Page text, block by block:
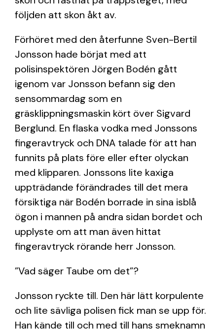
följden att skon åkt av.
Förhöret med den återfunne Sven-Bertil
Jonsson hade börjat med att
polisinspektören Jörgen Bodén gått
igenom var Jonsson befann sig den
sensommardag som en
gräsklippningsmaskin kört över Sigvard
Berglund. En flaska vodka med Jonssons
fingeravtryck och DNA talade för att han
funnits på plats före eller efter olyckan
med klipparen. Jonssons lite kaxiga
uppträdande förändrades till det mera
försiktiga när Bodén borrade in sina isblå
ögon i mannen på andra sidan bordet och
upplyste om att man även hittat
fingeravtryck rörande herr Jonsson.
”Vad säger Taube om det”?
Jonsson ryckte till. Den här lätt korpulente
och lite sävliga polisen fick man se upp för.
Han kände till och med till hans smeknamn